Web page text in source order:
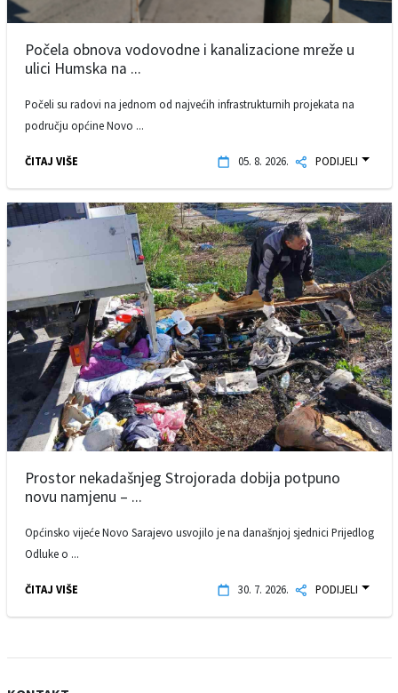
Počela obnova vodovodne i kanalizacione mreže u
ulici Humska na ...
Počeli su radovi na jednom od najvećih infrastrukturnih projekata na
području općine Novo ...
ČITAJ VIŠE 05. 8. 2026. PODIJELI
Prostor nekadašnjeg Strojorada dobija potpuno
novu namjenu – ...
Općinsko vijeće Novo Sarajevo usvojilo je na današnjoj sjednici Prijedlog
Odluke o ...
ČITAJ VIŠE 30. 7. 2026. PODIJELI